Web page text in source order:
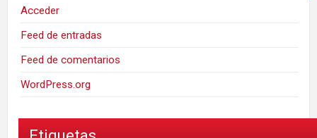
Acceder
Feed de entradas
Feed de comentarios
WordPress.org